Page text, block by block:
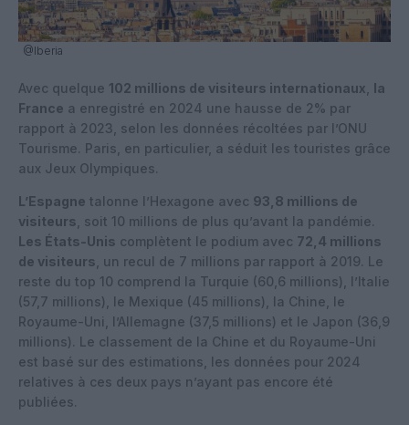
@Iberia
Avec quelque 102 millions de visiteurs internationaux la
France a enregistré en 2024 une hausse de 2% par
rapport à 2023, selon les données récoltées par l’ONU
Tourisme. Paris, en particulier, a séduit les touristes grâce
aux Jeux Olympiques.
L’Espagne talonne l’Hexagone avec 93,8 millions de
visiteurs , soit 10 millions de plus qu’avant la pandémie.
Les États-Unis complètent le podium avec 72,4 millions
de visiteurs , un recul de 7 millions par rapport à 2019. Le
reste du top 10 comprend la Turquie (60,6 millions), l’Italie
(57,7 millions), le Mexique (45 millions), la Chine, le
Royaume-Uni, l’Allemagne (37,5 millions) et le Japon (36,9
millions). Le classement de la Chine et du Royaume-Uni
est basé sur des estimations, les données pour 2024
relatives à ces deux pays n’ayant pas encore été
publiées.